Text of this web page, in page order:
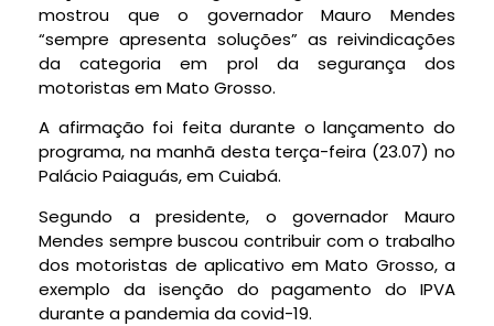
mostrou que o governador Mauro Mendes
“sempre apresenta soluções” as reivindicações
da categoria em prol da segurança dos
motoristas em Mato Grosso.
A afirmação foi feita durante o lançamento do
programa, na manhã desta terça-feira (23.07) no
Palácio Paiaguás, em Cuiabá.
Segundo a presidente, o governador Mauro
Mendes sempre buscou contribuir com o trabalho
dos motoristas de aplicativo em Mato Grosso, a
exemplo da isenção do pagamento do IPVA
durante a pandemia da covid-19.